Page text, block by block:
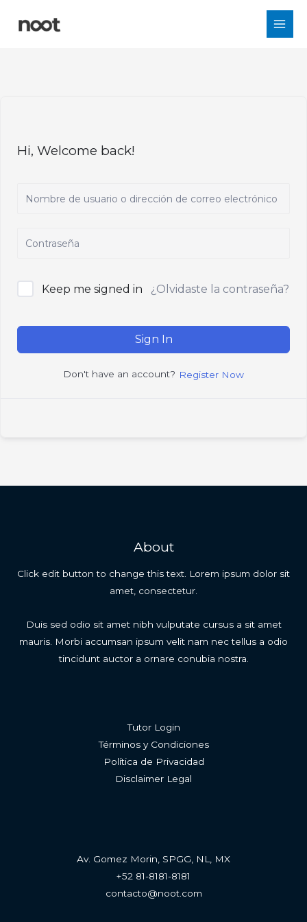
Hi, Welcome back!
Keep me signed in ¿Olvidaste la contraseña?
Sign In
Don't have an account? Register Now
About
Click edit button to change this text. Lorem ipsum dolor sit
amet, consectetur.
Duis sed odio sit amet nibh vulputate cursus a sit amet
mauris. Morbi accumsan ipsum velit nam nec tellus a odio
tincidunt auctor a ornare conubia nostra.
Tutor Login
Términos y Condiciones
Política de Privacidad
Disclaimer Legal
Av. Gomez Morin, SPGG, NL, MX
+52 81-8181-8181
contacto@noot.com